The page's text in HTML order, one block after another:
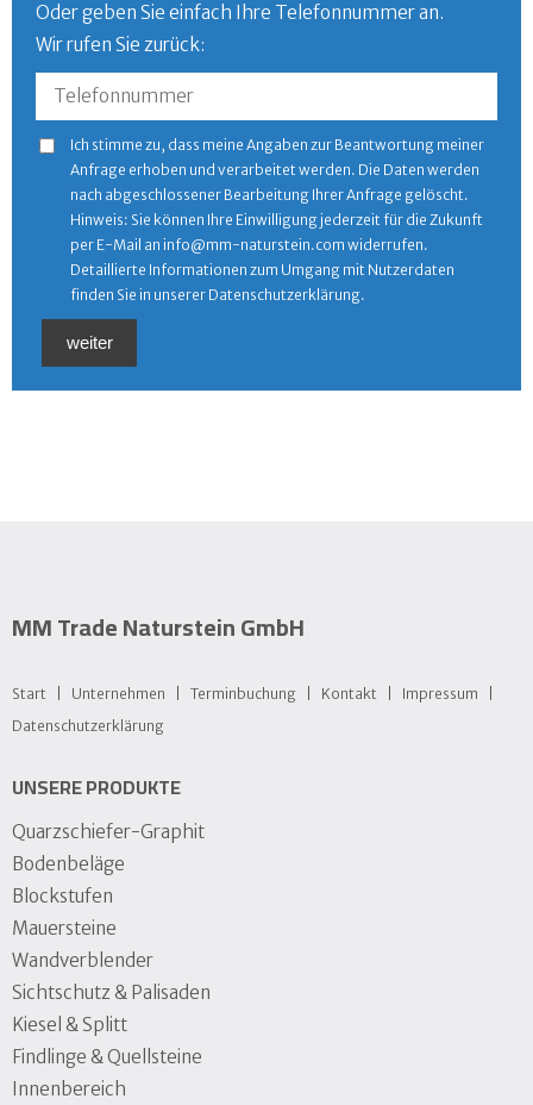
Oder geben Sie einfach Ihre Telefonnummer an.
Wir rufen Sie zurück:
Telefonnummer
Ich stimme zu, dass meine Angaben zur Beantwortung meiner
Anfrage erhoben und verarbeitet werden. Die Daten werden
nach abgeschlossener Bearbeitung Ihrer Anfrage gelöscht.
Hinweis: Sie können Ihre Einwilligung jederzeit für die Zukunft
per E-Mail an info@mm-naturstein.com widerrufen.
Detaillierte Informationen zum Umgang mit Nutzerdaten
finden Sie in unserer Datenschutzerklärung.
weiter
MM Trade Naturstein GmbH
Start Unternehmen Terminbuchung Kontakt
Impressum
Datens­chutz­erklärung
UNSERE PRODUKTE
Quarzschiefer-Graphit
Bodenbeläge
Blockstufen
Mauersteine
Wandverblender
Sichtschutz & Palisaden
Kiesel & Splitt
Findlinge & Quellsteine
Innenbereich